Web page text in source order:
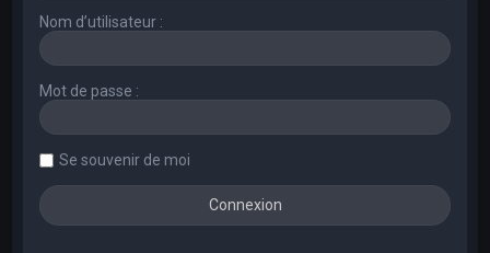
Nom d’utilisateur :
Mot de passe :
Se souvenir de moi